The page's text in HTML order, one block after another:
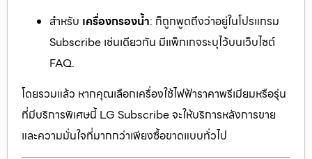
สำหรับ เครื่องกรองน้ำ: ก็ถูกพูดถึงว่าอยู่ในโปรแกรม
Subscribe เช่นเดียวกัน มีแพ็กเกจระบุไว้บนเว็บไซต์
FAQ.
โดยรวมแล้ว หากคุณเลือกเครื่องใช้ไฟฟ้าราคาพรีเมียมหรือรุ่น
ที่มีบริการพิเศษนี้ LG Subscribe จะให้บริการหลังการขาย
และความมั่นใจที่มากกว่าเพียงซื้อขาดแบบทั่วไป